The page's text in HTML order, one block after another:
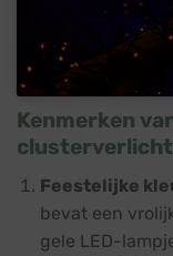
Kenmerken
Feestelijke
bevat een
gele LED-